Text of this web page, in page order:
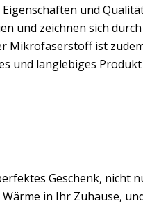
und
und zeichnen sich
Mikrofaserstoff ist
und langlebiges
Geschenk, nicht
in Ihr Zuhause,